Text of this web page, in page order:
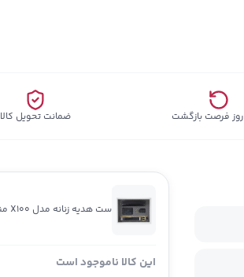
فرصت بازگشت ضمانت تحویل کالا
ست هدیه زنانه مدل X100 منط Mante
این کالا ناموجود است